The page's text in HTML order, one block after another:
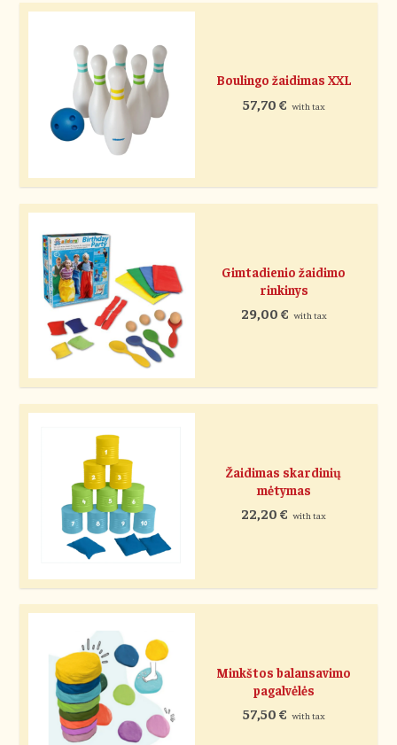
Boulingo žaidimas XXL
57,70 € with tax
Gimtadienio žaidimo
rinkinys
29,00 € with tax
Žaidimas skardinių
mėtymas
22,20€ with tax
Minkštos balansavimo
pagalvėlės
57,50 € with tax